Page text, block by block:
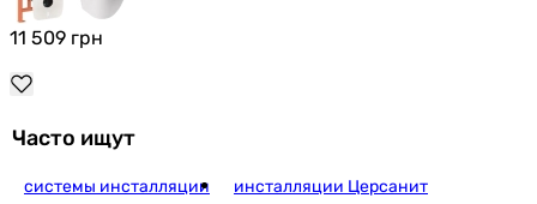
11 509 грн
Часто ищут
системы инсталляции
инсталляции Церсанит